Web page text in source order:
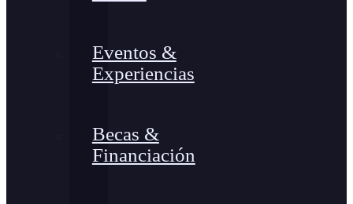
Eventos &
Experiencias
Becas &
Financiación